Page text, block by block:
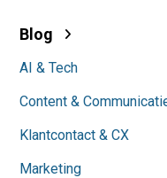
Blog
AI & Tech
Content &
Klantcontact & CX
Marketing